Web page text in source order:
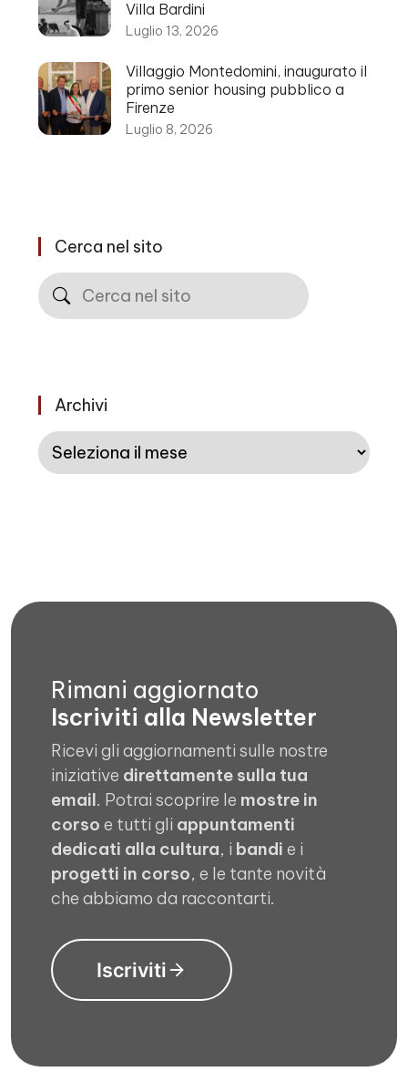
Villa Bardini
Luglio 13, 2026
Villaggio Montedomini, inaugurato il
primo senior housing pubblico a
Firenze
Luglio 8, 2026
Cerca nel sito
Cerca
Archivi
Archivi
Rimani aggiornato
Iscriviti alla Newsletter
Ricevi gli aggiornamenti sulle nostre
iniziative direttamente sulla tua
email. Potrai scoprire le mostre in
corso e tutti gli appuntamenti
dedicati alla cultura, i bandi e i
progetti in corso, e le tante novità
che abbiamo da raccontarti.
Iscriviti